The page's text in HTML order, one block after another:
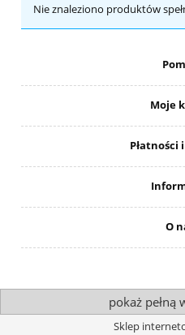
Nie znaleziono produktów
Moje
Płatności
O
pokaż pełną
Sklep